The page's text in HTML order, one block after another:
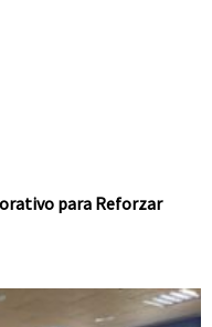
para Reforzar